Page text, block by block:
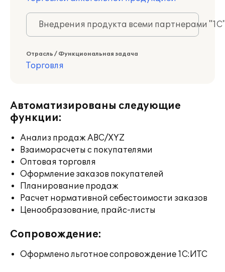
Внедрения продукта всеми партнерами
Отрасль / Функциональная задача
Торговля
Автоматизированы следующие
функции:
Анализ продаж ABC/XYZ
Взаиморасчеты с покупателями
Оптовая торговля
Оформление заказов покупателей
Планирование продаж
Расчет нормативной себестоимости заказов
Ценообразование, прайс-листы
Сопровождение:
Оформлено льготное сопровождение 1С:ИТС